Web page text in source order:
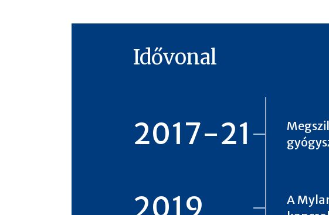
Idővonal
2017-21
2019
A